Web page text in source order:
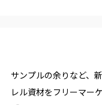
サンプルの余りなど、
レル資材をフリーマー